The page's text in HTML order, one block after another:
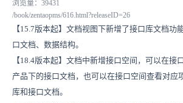
浏览量：39431
/book/zentaopms/616.html?releaseID=26
【15.7版本起】文档视图下新增了接口库文档功
口文档、数据结构。
【18.4版本起】文档中新增接口空间，可以在接
产品下的接口文档，也可以在接口空间查看对应
库和接口文档。